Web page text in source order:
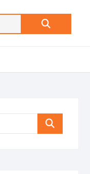
Search
Search